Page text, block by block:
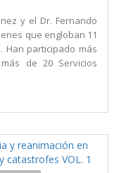
y el Dr. Fernando
que engloban 11
Han participado más
de 20 Servicios